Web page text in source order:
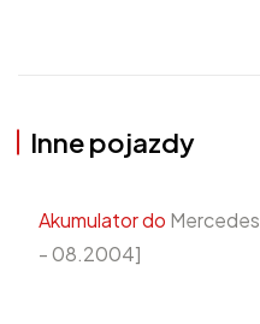
Inne pojazdy
Akumulator do
- 08.2004]